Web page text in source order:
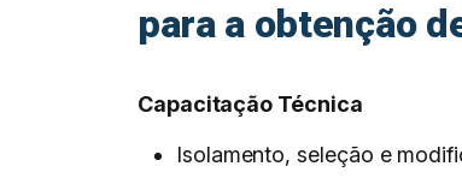
para a obtenção
Capacitação Técnica
Isolamento, seleção e